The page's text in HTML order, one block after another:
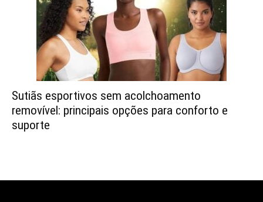
Sutiãs esportivos sem acolchoamento
removível: principais opções para conforto e
suporte